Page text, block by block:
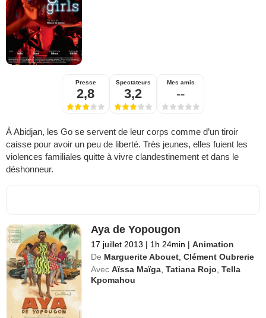
Presse
2,8
Spectateurs
3,2
Mes amis
--
À Abidjan, les Go se servent de leur corps comme d’un tiroir
caisse pour avoir un peu de liberté. Très jeunes, elles fuient les
violences familiales quitte à vivre clandestinement et dans le
déshonneur.
Aya de Yopougon
17 juillet 2013 | 1h 24min | Animation
De Marguerite Abouet ,Clément Oubrerie
Avec Aïssa Maïga ,Tatiana Rojo ,Tella
Kpomahou